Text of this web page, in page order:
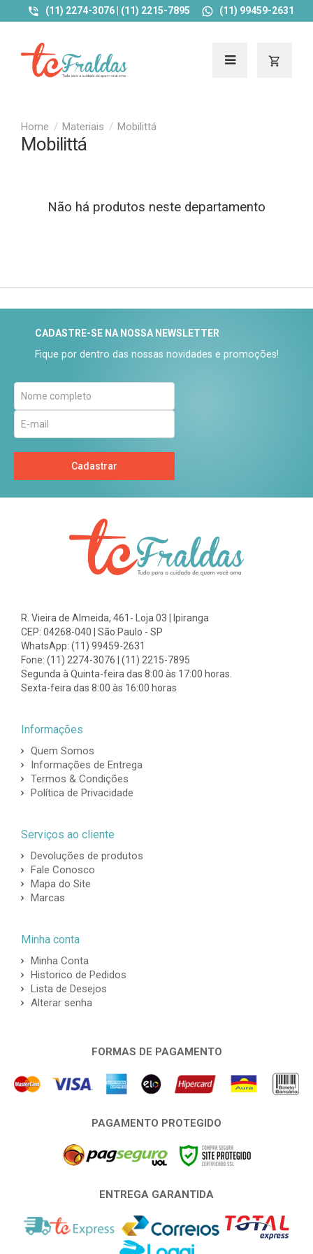
(11) 2274-3076 | (11) 2215-7895 (11) 99459-2631
Materiais Mobilittá
Mobilittá
Não há produtos neste departamento
CADASTRE-SE NA NOSSA NEWSLETTER
Fique por dentro das nossas novidades e promoções!
Cadastrar
R. Vieira de Almeida, 461- Loja 03 | Ipiranga
CEP: 04268-040 | São Paulo - SP
WhatsApp: (11) 99459-2631
Fone: (11) 2274-3076 | (11) 2215-7895
Segunda à Quinta-feira das 8:00 às 17:00 horas.
Sexta-feira das 8:00 às 16:00 horas
Informações
Quem Somos
Informações de Entrega
Termos & Condições
Política de Privacidade
Serviços ao cliente
Devoluções de produtos
Fale Conosco
Mapa do Site
Marcas
Minha conta
Minha Conta
Historico de Pedidos
Lista de Desejos
Alterar senha
FORMAS DE PAGAMENTO
PAGAMENTO PROTEGIDO
ENTREGA GARANTIDA